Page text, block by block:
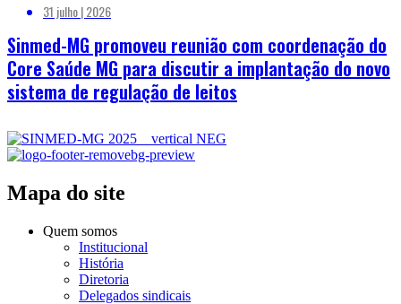
31 julho | 2026
Sinmed-MG promoveu reunião com coordenação do
Core Saúde MG para discutir a implantação do novo
sistema de regulação de leitos
Mapa do site
Quem somos
Institucional
História
Diretoria
Delegados sindicais